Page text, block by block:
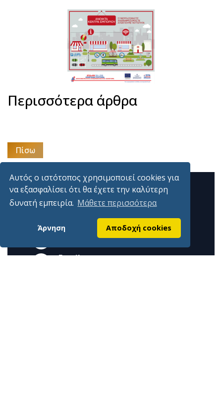
Αυτός ο ιστότοπος χρησιμοποιεί cookies για
να εξασφαλίσει ότι θα έχετε την καλύτερη
δυνατή εμπειρία. Μάθετε περισσότερα
Άρνηση Αποδοχή cookies
Περισσότερα άρθρα
Πίσω
Γραφεία
Γιδογιάννου 7 Άμφισσα 33100
Τηλέφωνα
Εmail